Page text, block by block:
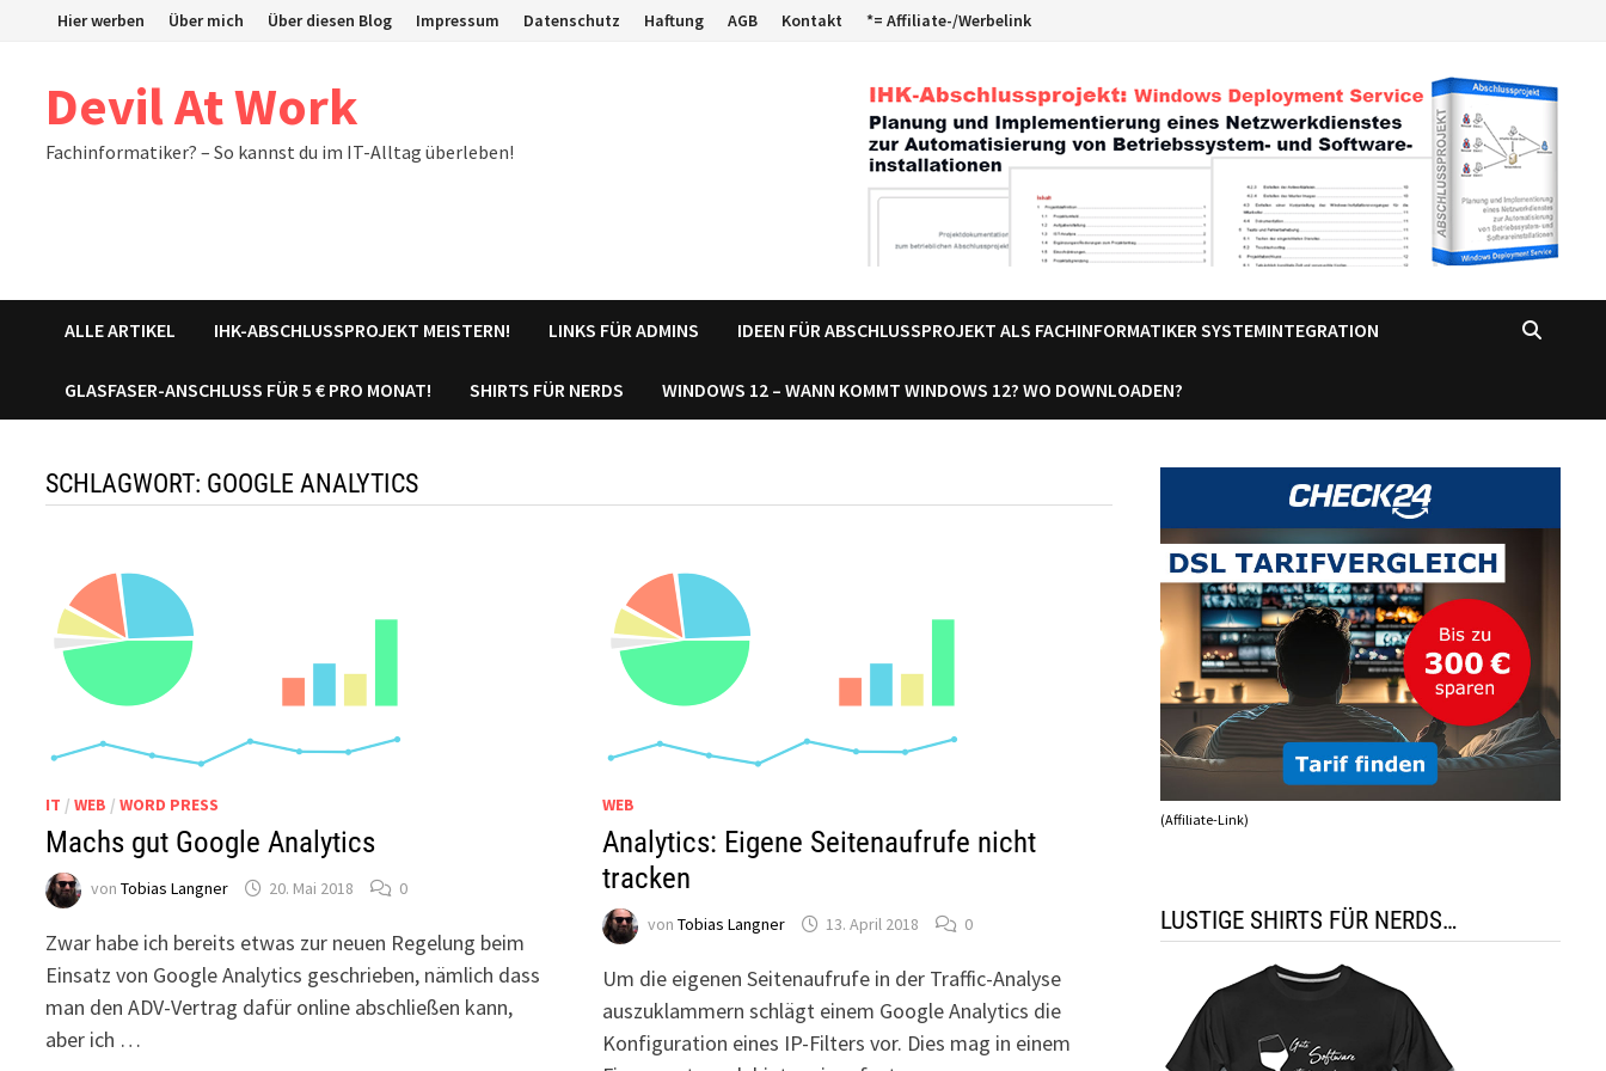
Hier werben Über mich Über diesen Blog Impressum Datenschutz Haftung AGB Kontakt *= Affiliate-/Werbelink
Devil At Work
Fachinformatiker? – So kannst du im IT-Alltag überleben!
ALLE ARTIKEL IHK-ABSCHLUSSPROJEKT MEISTERN! LINKS FÜR ADMINS IDEEN FÜR ABSCHLUSSPROJEKT ALS FACHINFORMATIKER SYSTEMINTEGRATION
GLASFASER-ANSCHLUSS FÜR 5 € PRO MONAT! SHIRTS FÜR NERDS WINDOWS 12 – WANN KOMMT WINDOWS 12? WO DOWNLOADEN?
SCHLAGWORT: GOOGLE ANALYTICS
IT /WEB /WORD PRESS
Machs gut Google Analytics
vonTobias Langner 20. Mai 2018 0
Zwar habe ich bereits etwas zur neuen Regelung beim
Einsatz von Google Analytics geschrieben, nämlich dass
man den ADV-Vertrag dafür online abschließen kann,
aber ich …
WEB
Analytics: Eigene Seitenaufrufe nicht
tracken
von Tobias Langner 13. April 2018 0
Um die eigenen Seitenaufrufe in der Traffic-Analyse
auszuklammern schlägt einem Google Analytics die
Konfiguration eines IP-Filters vor. Dies mag in einem
(Affiliate-Link)
LUSTIGE SHIRTS FÜR NERDS…